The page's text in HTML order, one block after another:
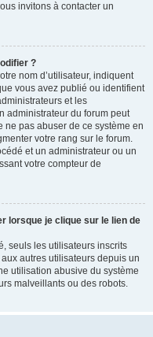
invitons à contacter un
?
nom d’utilisateur, indiquent
vous avez publié ou identifient
et les
administrateur du forum peut
ne pas abuser de ce système en
votre rang sur le forum.
et un administrateur ou un
votre compteur de
lorsque je clique sur le lien de
seuls les utilisateurs inscrits
autres utilisateurs depuis un
utilisation abusive du système
malveillants ou des robots.